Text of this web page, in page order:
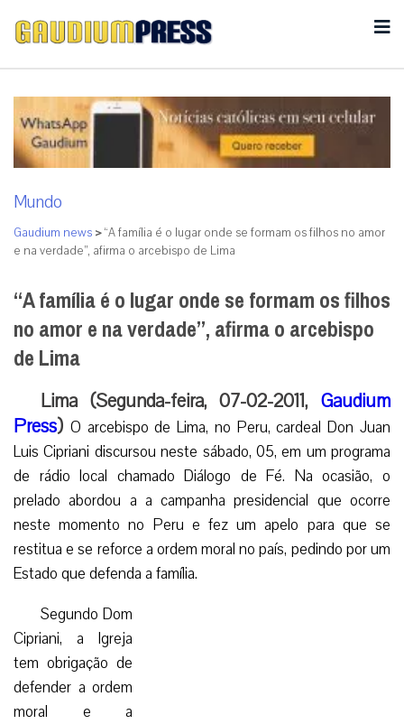
Mundo
Gaudium news >“A família é o lugar onde se formam os filhos no amor
e na verdade”, afirma o arcebispo de Lima
“A família é o lugar onde se formam os filhos
no amor e na verdade”, afirma o arcebispo
de Lima
Lima (Segunda-feira, 07-02-2011, Gaudium
Press) O arcebispo de Lima, no Peru, cardeal Don Juan
Luis Cipriani discursou neste sábado, 05, em um programa
de rádio local chamado Diálogo de Fé. Na ocasião, o
prelado abordou a a campanha presidencial que ocorre
neste momento no Peru e fez um apelo para que se
restitua e se reforce a ordem moral no país, pedindo por um
Estado que defenda a família.
Segundo Dom
Cipriani, a Igreja
tem obrigação de
defender a ordem
moral e a